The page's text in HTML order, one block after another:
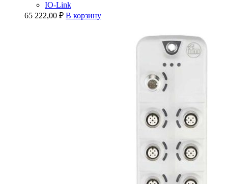
IO-Link
65 222,00 ₽ В корзину